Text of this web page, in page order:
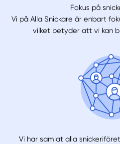
Fokus på
Vi på Alla Snickare är enbart
vilket betyder att vi kan
Vi har samlat alla